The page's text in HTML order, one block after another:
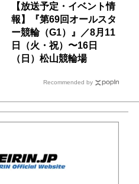
【放送予定・イベント情
報】『第69回オールスタ
ー競輪（G1）』／8月11
日（火・祝）〜16日
（日）松山競輪場
Recommended by